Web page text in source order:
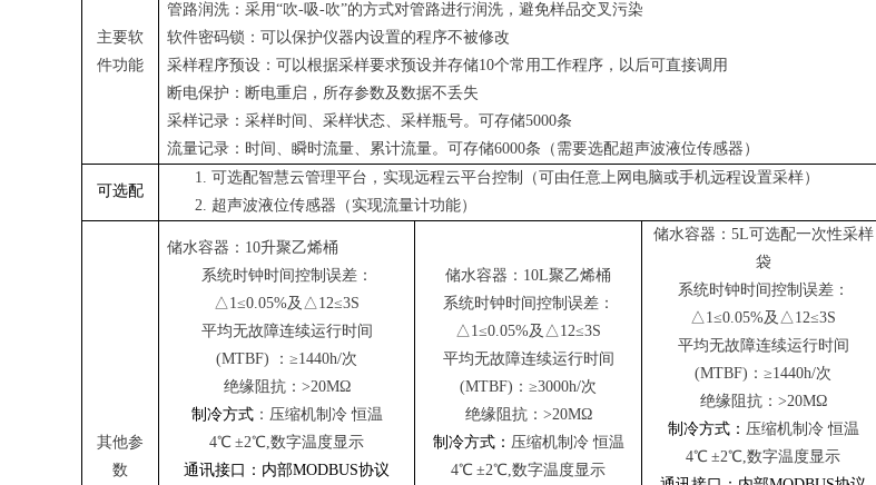
主要软
件功能
管路润洗 ：采用“吹-吸-吹”的方式对管路进行润洗 ，避免样品交叉污染
软件密码锁：可以保护仪器内设置的程序不被修改
采样程序预设 ：可以根据采样要求预设并存储10个常用工作程序，以后可直接调用
断电保护 ： 断电重启，所存参数及数据不丢失
采样记录：采样时间、采样状态、采样瓶号。可存储5000条
流量记录：时间、瞬时流量、累计流量。可存储6000条（需要选配超声波液位传感器）
可选配
可选配智慧云管理平台，实现远程云平台控制（可由任意上网电脑或手机远程设置采样）
超声波液位传感器（实现流量计功能）
其他参
数
储水容器 ： 10升聚乙烯桶
系统时钟时间控制误差：
△1≤0.05%及△12≤3S
平均无故障连续运行时间
(MTBF)
： ≥1440h/次
绝缘阻抗： >20MΩ
制冷方式： 压缩机制冷 恒温
4℃ ±2℃,数字温度显示
通讯接口：内部MODBUS协议
储水容器： 10L聚乙烯桶
系统时钟时间控制误差：
△1≤0.05%及△12≤3S
平均无故障连续运行时间
(MTBF)：≥3000h/次
绝缘阻抗： >20MΩ
制冷方式： 压缩机制冷 恒温
4℃ ±2℃,数字温度显示
储水容器： 5L可选配一次性采样
袋
系统时钟时间控制误差：
△1≤0.05%及△12≤3S
平均无故障连续运行时间
(MTBF)：≥1440h/次
绝缘阻抗： >20MΩ
制冷方式： 压缩机制冷 恒温
4℃ ±2℃,数字温度显示